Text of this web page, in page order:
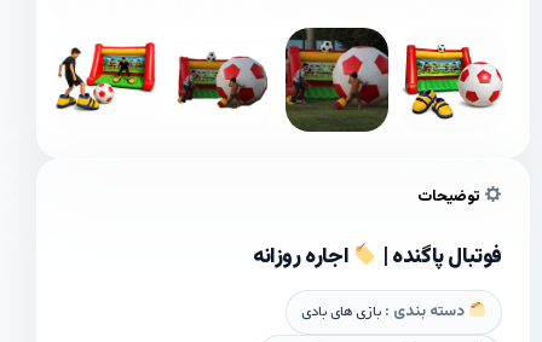
توضیحات
فوتبال پاگنده | اجاره روزانه
دسته بندی : بازی های بادی